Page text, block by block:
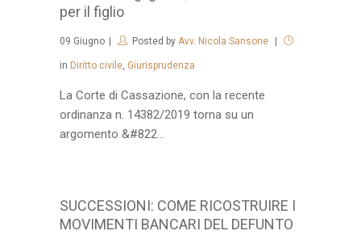
per il figlio
09 Giugno Posted by Avv. Nicola Sansone
in Diritto civile Giurisprudenza
La Corte di Cassazione, con la recente
ordinanza n. 14382/2019 torna su un
argomento &#822...
SUCCESSIONI: COME RICOSTRUIRE I
MOVIMENTI BANCARI DEL DEFUNTO